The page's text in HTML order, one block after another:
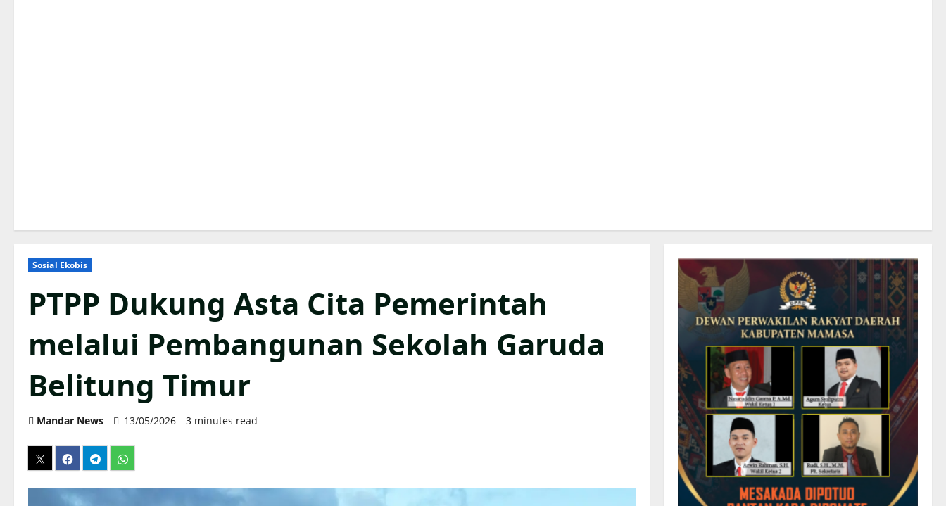
Sosial Ekobis
PTPP Dukung Asta Cita Pemerintah
melalui Pembangunan Sekolah Garuda
Belitung Timur
Mandar News 13/05/2026 3 minutes read